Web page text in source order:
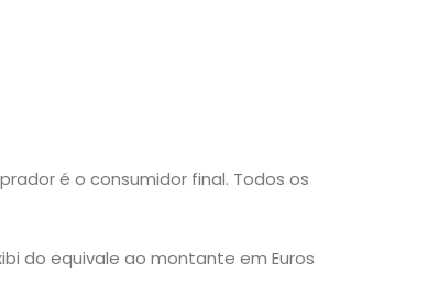
é o consumidor final. Todos os
do equivale ao montante em Euros